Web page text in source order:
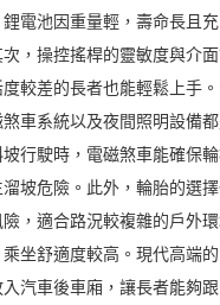
電池因重量輕，壽命長且
，操控搖桿的靈敏度與介
較差的長者也能輕鬆上手
車系統以及夜間照明設備
行駛時，電磁煞車能確保
坡危險。此外，輪胎的選
，適合路況較複雜的戶外
坐舒適度較高。現代高端的
汽車後車廂，讓長者能夠